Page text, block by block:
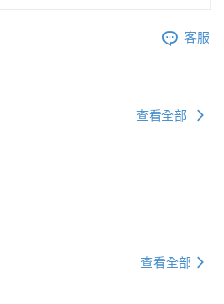
客服
查看全部
查看全部